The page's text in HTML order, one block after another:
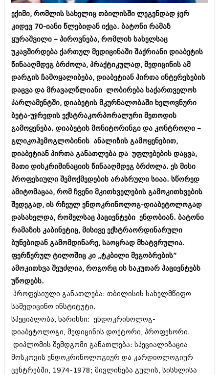
კულინარია
ავტორჩევები
ბელადები
ბიზნესსიახლეები
გვარები
თემიდას სასწორი
იუმორი
კალეიდოსკოპი
ჰოროსკოპი და შეუცნობელი
კრიმინალი
რომანი და დეტექტივი
სახალისო ამბები
შოუბიზნესი
დაიჯესტი
ქალი და მამაკაცი
ისტორია
სხვადასხვა
ანონსი
არქივი
აგვისტო 2018 (162)
ივლისი 2018 (223)
გვარები
თემიდას სასწორი
იუმორი
კალეიდოსკოპი
ჰოროსკოპი და შეუცნობელი
კრიმინალი
რომანი და დეტექტივი
სახალისო ამბები
შოუბიზნესი
დაიჯესტი
ქალი და მამაკაცი
ისტორია
სხვადასხვა
ანონსი
არქივი
ნოემბერი 2020 (103)
ოქტომბერი 2020 (209)
სექტემბერი 2020 (204)
აგვისტო 2020 (249)
ივლისი 2020 (204)
ივნისი 2020 (249)
ექიმი, რომლის სახელიც თბილისში ლეგენდად ჯერ
კიდევ 70-იანი წლებიდან იქცა. ბატონი რამაზ
ყურაშვილი – პიროვნება, რომლის სახელსაც
უკავშირდება ქართულ მედიცინაში შაქრიანი დიაბეტის
წინააღმდეგ ბრძოლა, პრაქტიკულად, მედიცინის ამ
დარგის ჩამოყალიბება, დიაბეტიან პირთა ინტერესების
დაცვა და მრავალწლიანი ლობირება საქართველოს
პარლამენტში, დიაბეტის მკურნალობაში ხელოვნური
ბეტა-უჯრედის ექსტრაკორპორალური მეთოდის
გამოყენება. დიაბეტის მონიტორინგი და კონტროლი –
გლიკოჰემოგლობინის ანალიზის გამოყენებით,
დიაბეტიან პირთა განათლება და უფლებების დაცვა,
მათი დისკრიმინაციის წინააღმდეგ ბრძოლა. ეს მისი
პროფესიული შემოქმედების არასრული სიაა. სწორედ
ამიტომაცაა, რომ ჩვენი მკითხველების გამოკითხვების
შედეგად, ის რჩეულ ენდოკრინოლოგ-დიაბეტოლოგად
დასახელდა, რომელსაც პაციენტები ენდობიან. ბატონი
რამაზის კაბინეტიც, მისივე ექსტრაორდინარული
ბუნებიდან გამომდინარე, საოცრად მხატვრულია.
ფერწერულ ტილოშიც კი „ტკბილი მეგობრების”
ამოკითხვა შეუძლია, როგორც ის საკუთარ პაციენტებს
უწოდებს.
პროფესიული განათლება: თბილისის სახელმწიფო
სამედიცინო ინსტიტუტი.
სპეციალობა, ხარისხი: ენდოკრინოლოგ-
დიაბეტოლოგი, მედიცინის დოქტორი, პროფესორი.
დიპლომის შემდგომი განათლება: სპეციალიზაცია
მოსკოვის ენდოკრინოლოგიურ და კარდიოლოგიურ
ცენტრებში, 1974-1978; მივლინება გულის, სისხლისა